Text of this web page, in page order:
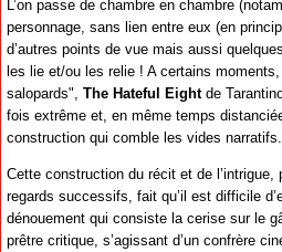
L’on passe de chambre en chambre
personnage, sans lien entre eux (en
d’autres points de vue mais aussi
les lie et/ou les relie ! A certains
salopards", The Hateful Eightde
fois extrême et, en même temps
construction qui comble les vides narratifs.
Cette construction du récit et de
regards successifs, fait qu’il est difficile
dénouement qui consiste la cerise sur le
prêtre critique, s’agissant d’un confrère